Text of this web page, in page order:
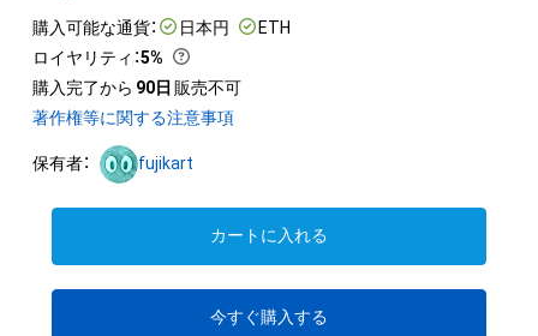
購入可能な通貨： 日本円
ETH
ロイヤリティ ：5%
購入完了から 90日 販売不可
著作権等に関する注意事項
保有者： fujikart
カートに入れる
今すぐ購入する